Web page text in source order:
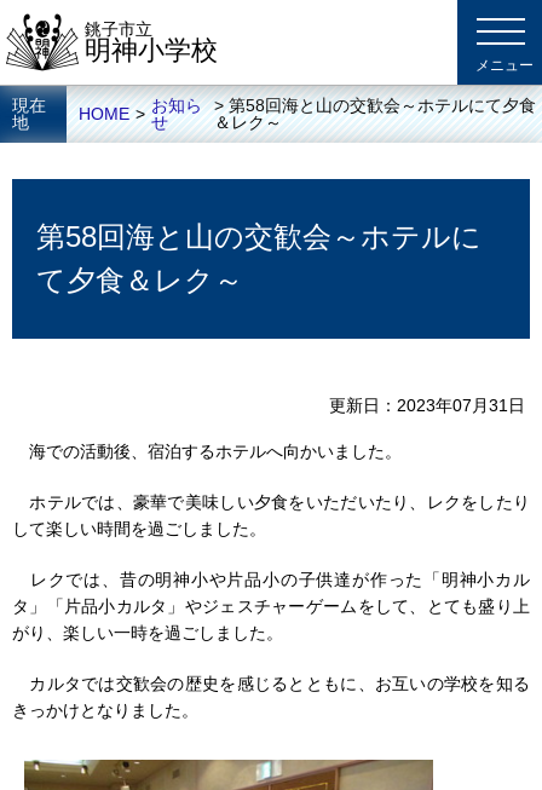
銚子市立
明神小学校
現在
地
HOME > お知ら
せ
> 第58回海と山の交歓会～ホテルにて夕食
＆レク～
第58回海と山の交歓会～ホテルに
て夕食＆レク～
更新日 2023年07月31日
海での活動後、宿泊するホテルへ向かいました。
ホテルでは、豪華で美味しい夕食をいただいたり、レクをしたり
して楽しい時間を過ごしました。
レクでは、昔の明神小や片品小の子供達が作った「明神小カル
タ」「片品小カルタ」やジェスチャーゲームをして、とても盛り上
がり、楽しい一時を過ごしました。
カルタでは交歓会の歴史を感じるとともに、お互いの学校を知る
きっかけとなりました。